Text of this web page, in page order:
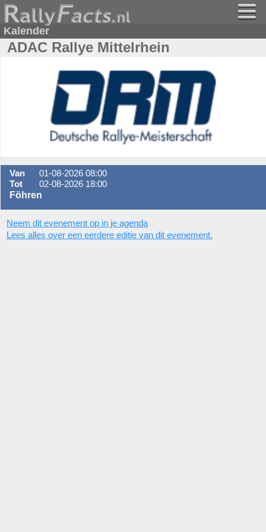
Kalender
ADAC Rallye Mittelrhein
Van
01-08-2026 08:00
Tot
02-08-2026 18:00
Föhren
Neem dit evenement op in je agenda
Lees alles over een eerdere editie van dit evenement.